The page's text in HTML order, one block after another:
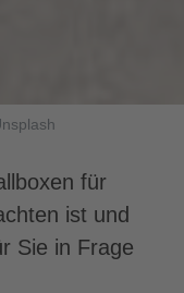
für
ist und
Sie in Frage